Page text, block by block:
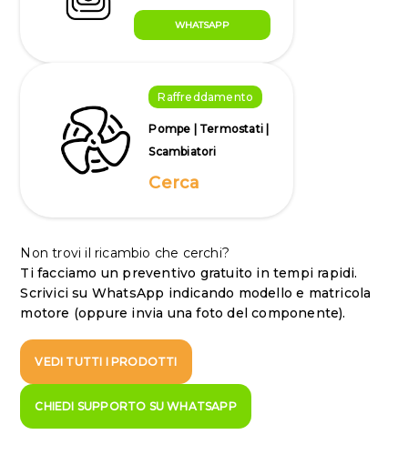
WHATSAPP
Raffreddamento
Pompe | Termostati |
Scambiatori
Cerca
Non trovi il ricambio che cerchi?
Ti facciamo un preventivo gratuito in tempi rapidi.
Scrivici su WhatsApp indicando modello e matricola
motore (oppure invia una foto del componente).
VEDI TUTTI I PRODOTTI
CHIEDI SUPPORTO SU WHATSAPP